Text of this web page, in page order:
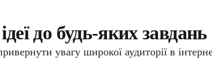
до будь-яких завдань
увагу широкої аудиторії в